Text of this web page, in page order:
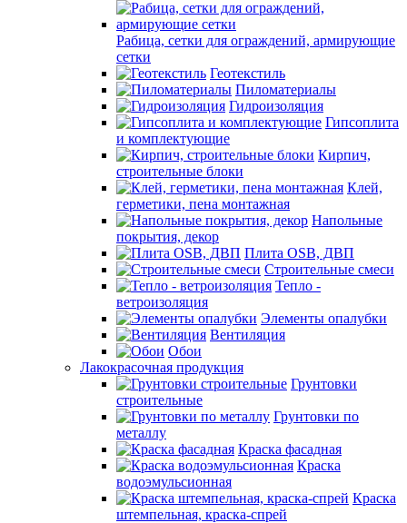
Рабица, сетки для ограждений, армирующие
сетки
Геотекстиль
Пиломатериалы
Гидроизоляция
Гипсоплита
и комплектующие
Кирпич,
строительные блоки
Клей,
герметики, пена монтажная
Напольные
покрытия, декор
Плита OSB, ДВП
Строительные смеси
Тепло -
ветроизоляция
Элементы опалубки
Вентиляция
Обои
Лакокрасочная продукция
Грунтовки
строительные
Грунтовки по
металлу
Краска фасадная
Краска
водоэмульсионная
Краска
штемпельная, краска-спрей